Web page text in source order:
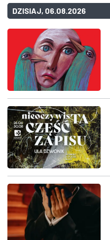
DZISIAJ, 06.08.2026